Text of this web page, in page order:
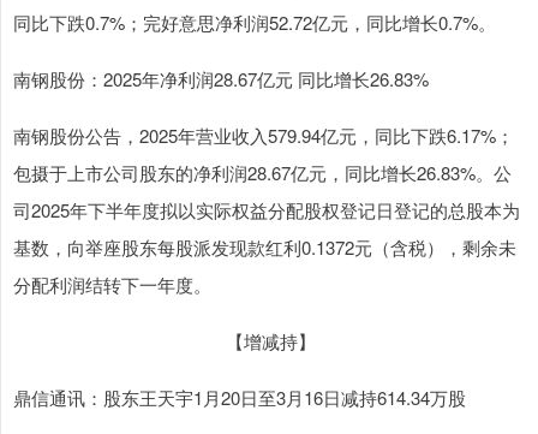
同比下跌0.7%；完好意思净利润52.72亿元，同比增长0.7%。
南钢股份：2025年净利润28.67亿元 同比增长26.83%
南钢股份公告，2025年营业收入579.94亿元，同比下跌6.17%；
包摄于上市公司股东的净利润28.67亿元，同比增长26.83%。公
司2025年下半年度拟以实际权益分配股权登记日登记的总股本为
基数，向举座股东每股派发现款红利0.1372元（含税），剩余未
分配利润结转下一年度。
【增减持】
鼎信通讯：股东王天宇1月20日至3月16日减持614.34万股